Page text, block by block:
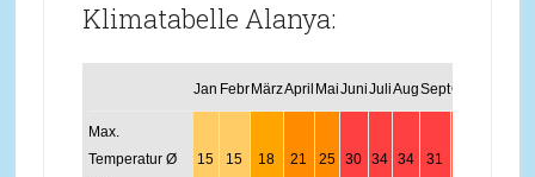
Klimatabelle Alanya:
Jan FebrMärzApril MaiJuniJuliAugSeptOkt
Max.
Temperatur Ø
15 15 18 21 25 30 34 34 31